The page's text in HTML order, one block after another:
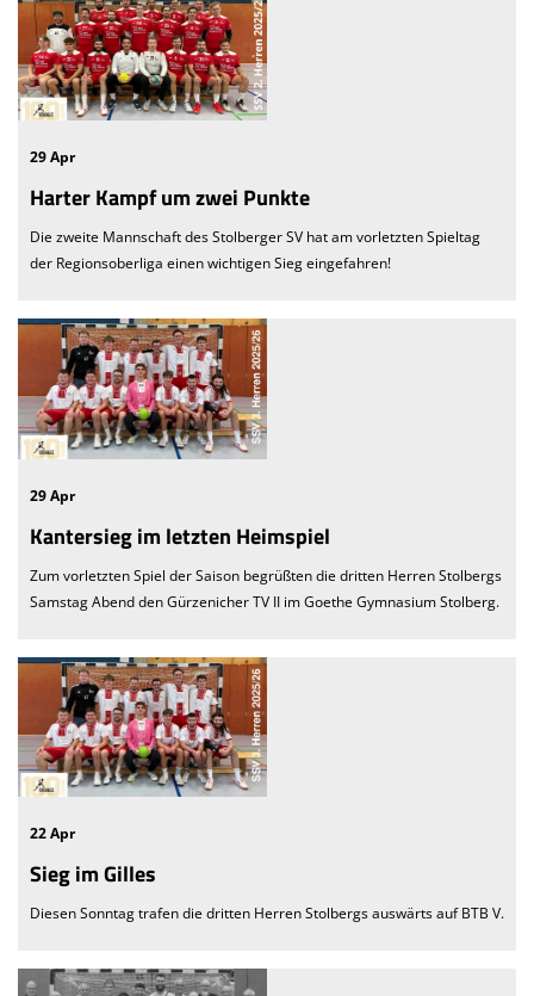
29 Apr
Harter Kampf um zwei Punkte
Die zweite Mannschaft des Stolberger SV hat am vorletzten Spieltag
der Regionsoberliga einen wichtigen Sieg eingefahren!
29 Apr
Kantersieg im letzten Heimspiel
Zum vorletzten Spiel der Saison begrüßten die dritten Herren Stolbergs
Samstag Abend den Gürzenicher TV II im Goethe Gymnasium Stolberg.
22 Apr
Sieg im Gilles
Diesen Sonntag trafen die dritten Herren Stolbergs auswärts auf BTB V.